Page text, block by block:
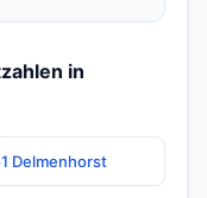
in
Delmenhorst